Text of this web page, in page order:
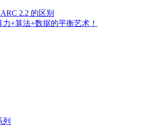
2.2 的区别
+算法+数据的平衡艺术！